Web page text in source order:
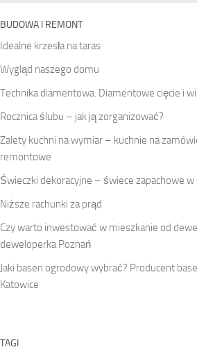
BUDOWA I REMONT
Idealne krzesła na taras
Wygląd naszego domu
Technika diamentowa. Diamentowe cięcie i
Rocznica ślubu – jak ją zorganizować?
Zalety kuchni na wymiar – kuchnie na
remontowe
Świeczki dekoracyjne – świece zapachowe w
Niższe rachunki za prąd
Czy warto inwestować w mieszkanie od
deweloperka Poznań
Jaki basen ogrodowy wybrać? Producent
Katowice
TAGI